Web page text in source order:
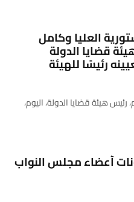
العليا وكامل
قضايا الدولة
رئيسًا للهيئة
رئيس هيئة قضايا الدولة، اليوم،
أعضاء مجلس النواب